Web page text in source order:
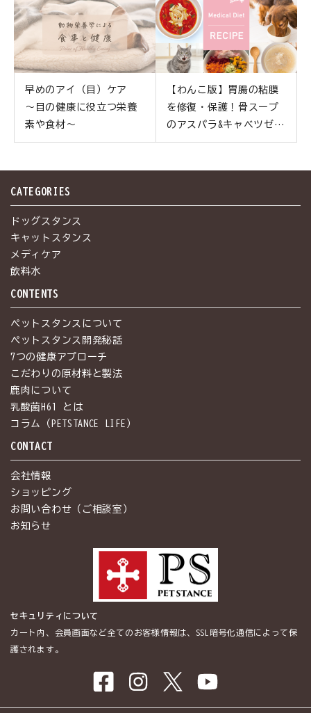
早めのアイ（目）ケア
～目の健康に役立つ栄養
素や食材～
【わんこ版】胃腸の粘膜
を修復・保護！骨スープ
のアスパラ&キャベツゼリ
ー
CATEGORIES
ドッグスタンス
キャットスタンス
メディケア
飲料水
CONTENTS
ペットスタンスについて
ペットスタンス開発秘話
7つの健康アプローチ
こだわりの原材料と製法
鹿肉について
乳酸菌H61 とは
コラム（PETSTANCE LIFE）
CONTACT
会社情報
ショッピング
お問い合わせ（ご相談室）
お知らせ
セキュリティについて
カート内、会員画面など全てのお客様情報は、SSL暗号化通信によって保
護されます。